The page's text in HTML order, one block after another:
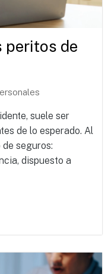
peritos de
suele ser
de lo esperado. Al
seguros:
dispuesto a